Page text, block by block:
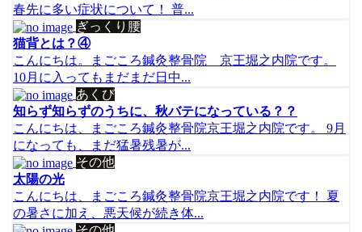
春先に多い症状について！ 普...
ぎっくり腰
猫背とは？④
こんにちは。まごころ鍼灸整骨院 京王堀之内院です。
10月に入ってもまだまだ日中...
あくび
知らず知らずのうちに、秋バテになっている？？
こんにちは、まごころ鍼灸整骨院京王堀之内院です。 9月
になっても、まだ猛暑残暑が...
その他
太陽の光
こんにちは、まごころ鍼灸整骨院京王堀之内院です！ 夏
の暑さに加え、悪天候が続き体...